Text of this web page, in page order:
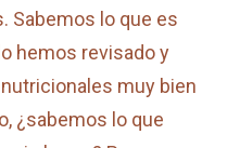
Sabemos lo que es
hemos revisado y
muy bien
¿sabemos lo que